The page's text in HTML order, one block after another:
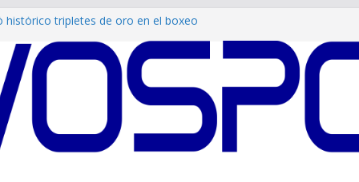
histórico tripletes de oro en el boxeo
49 medallas de oro en los Juegos
tras doblete en esgrima
espacio deportivo en el barrio Ezequiel
visado para la Serie del Caribe kids y viaja
Bogotá
venció a México en penales y se